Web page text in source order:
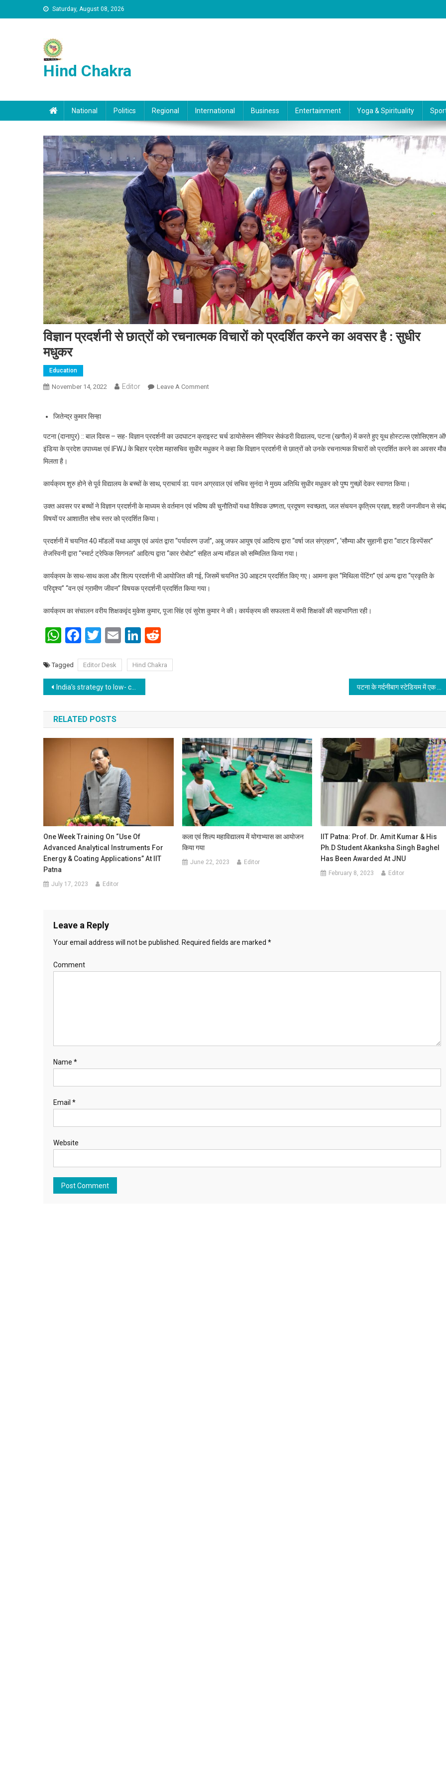
Skip to content Saturday, August 08, 2026
Hind Chakra
National Politics Regional International Business Entertainment Yoga & Spirituality
विज्ञान प्रदर्शनी से छात्रों को रचनात्मक विचारों को प्रदर्शित करने का अवसर है : सुधीर
मधुकर
Education
November 14, 2022 Editor Leave A Comment
जितेन्द्र कुमार सिन्हा
पटना (दानापुर) :: बाल दिवस – सह- विज्ञान प्रदर्शनी का उदघाटन क्राइस्ट चर्च डायोसेसन सीनियर सेकंडरी विद्यालय, पटना (खगौल) में करते हुए यूथ होस्टल्स एशोसिएशन
इंडिया के प्रदेश उपाध्यक्ष एवं IFWJ के बिहार प्रदेश महासचिव सुधीर मधुकर ने कहा कि विज्ञान प्रदर्शनी से छात्रों को उनके रचनात्मक विचारों को प्रदर्शित करने का अवसर
मिलता है।
कार्यक्रम शुरु होने से पूर्व विद्यालय के बच्चों के साथ, प्राचार्य डा. पवन अग्रवाल एवं सचिव सुनंदा ने मुख्य अतिथि सुधीर मधुकर को पुष्प गुच्छों देकर स्वागत किया।
उक्त अवसर पर बच्चों ने विज्ञान प्रदर्शनी के माध्यम से वर्तमान एवं भविष्य की चुनौतियों यथा वैश्विक उष्णता, प्रदूषण स्वच्छता, जल संचयन कृत्रिम प्रज्ञा, शहरी जनजीवन से
विषयों पर आशातीत सोच स्तर को प्रदर्शित किया।
प्रदर्शनी में चयनित 40 मॉडलों यथा आयुष एवं अयंत द्वारा “पर्यावरण उर्जा”, अबू जफर आयुष एवं आदित्य द्वारा “वर्षा जल संग्रहण”, ‘सौम्या और सुहानी द्वारा “वाटर डिस्पेंसर”
तेजस्विनी द्वारा “स्मार्ट ट्रेफिक सिगनल” आदित्य द्वारा “कार रोबोट” सहित अन्य मॉडल को सम्मिलित किया गया।
कार्यक्रम के साथ-साथ कला और शिल्प प्रदर्शनी भी आयोजित की गई, जिसमें चयनित 30 आइटम प्रदर्शित किए गए। आमना कृत “मिथिला पेंटिंग” एवं अन्य द्वारा “प्रकृति के
परिदृश्य” “वन एवं ग्रामीण जीवन” विषयक प्रदर्शनी प्रदर्शित किया गया।
कार्यक्रम का संचालन वरीय शिक्षकवृंद मुकेश कुमार, पूजा सिंह एवं सुरेश कुमार ने की। कार्यक्रम की सफलता में सभी शिक्षकों की सहभागिता रही।
WhatsApp
Facebook
Twitter
EmailLinkedIn
Tagged Editor Desk Hind Chakra
Post navigation
India’s strategy to low- carbon development
RELATED POSTS
One Week Training On “Use Of
Advanced Analytical Instruments For
Energy & Coating Applications” At IIT
Patna
July 17, 2023 Editor
कला एवं शिल्प महाविद्यालय में योगाभ्यास का आयोजन
किया गया
June 22, 2023 Editor
IIT Patna: Prof. Dr. Amit Kumar & His
Ph.D Student Akanksha Singh Baghel
Has Been Awarded At JNU
February 8, 2023 Editor
Leave a Reply
Your email address will not be published. Required fields are marked *
Comment
Name *
Email *
Website